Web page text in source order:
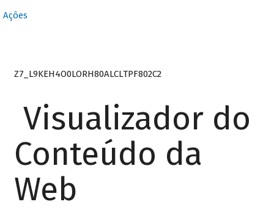
Ações
Z7_L9KEH4O0LORH80ALCLTPF802C2
Visualizador do
Conteúdo da
Web